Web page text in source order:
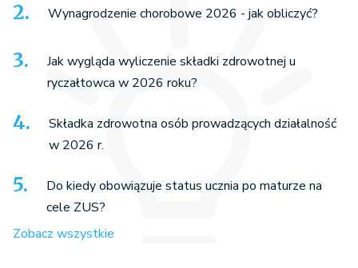
Wynagrodzenie chorobowe 2026 - jak obliczyć?
Jak wygląda wyliczenie składki zdrowotnej u
ryczałtowca w 2026 roku?
Składka zdrowotna osób prowadzących działalność
w 2026 r.
Do kiedy obowiązuje status ucznia po maturze na
cele ZUS?
Zobacz wszystkie